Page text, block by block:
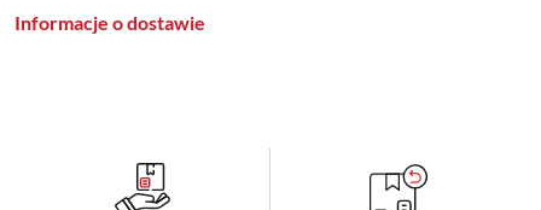
Informacje o dostawie